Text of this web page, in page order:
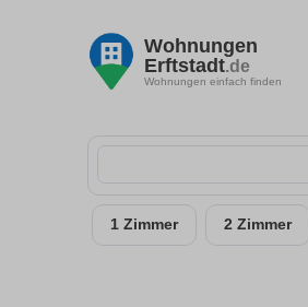
Wohnungen
Erftstadt.de
Wohnungen einfach finden
1 Zimmer 2 Zimmer